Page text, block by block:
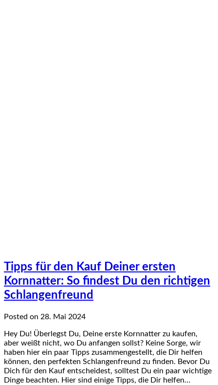
Tipps für den Kauf Deiner ersten
Kornnatter: So findest Du den richtigen
Schlangenfreund
Posted on 28. Mai 2024
Hey Du! Überlegst Du, Deine erste Kornnatter zu kaufen,
aber weißt nicht, wo Du anfangen sollst? Keine Sorge, wir
haben hier ein paar Tipps zusammengestellt, die Dir helfen
können, den perfekten Schlangenfreund zu finden. Bevor Du
Dich für den Kauf entscheidest, solltest Du ein paar wichtige
Dinge beachten. Hier sind einige Tipps, die Dir helfen…